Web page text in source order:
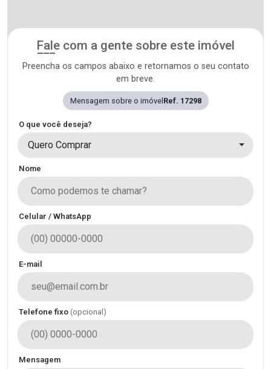
Fale com a gente sobre este imóvel
Preencha os campos abaixo e retornamos o seu contato
em breve.
Mensagem sobre o imóvel Ref. 17298
O que você deseja?
Quero Comprar
Nome
Celular / WhatsApp
E-mail
Telefone fixo (opcional)
Mensagem